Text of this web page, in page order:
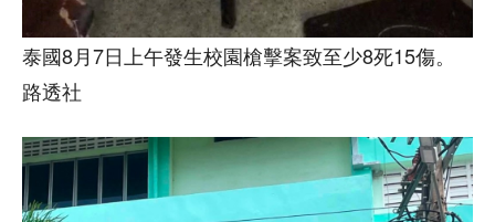
泰國8月7日上午發生校園槍擊案致至少8死15傷。
路透社